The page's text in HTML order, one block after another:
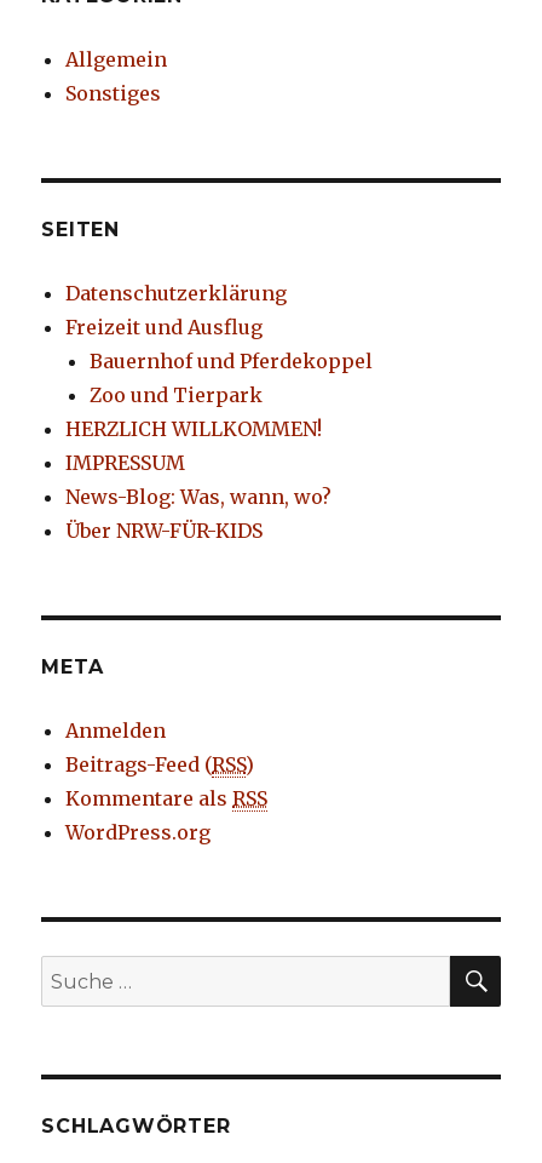
Allgemein
Sonstiges
SEITEN
Datenschutzerklärung
Freizeit und Ausflug
Bauernhof und Pferdekoppel
Zoo und Tierpark
HERZLICH WILLKOMMEN!
IMPRESSUM
News-Blog: Was, wann, wo?
Über NRW-FÜR-KIDS
META
Anmelden
Beitrags-Feed (RSS)
Kommentare alsRSS
WordPress.org
Suche
nach:
SCHLAGWÖRTER